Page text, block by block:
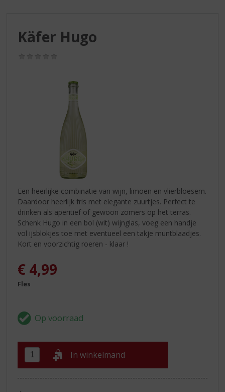
Käfer Hugo
Een heerlijke combinatie van wijn, limoen en vlierbloesem.
Daardoor heerlijk fris met elegante zuurtjes. Perfect te
drinken als aperitief of gewoon zomers op het terras.
Schenk Hugo in een bol (wit) wijnglas, voeg een handje
vol ijsblokjes toe met eventueel een takje muntblaadjes.
Kort en voorzichtig roeren - klaar !
€ 4,99
Fles
In winkelmand